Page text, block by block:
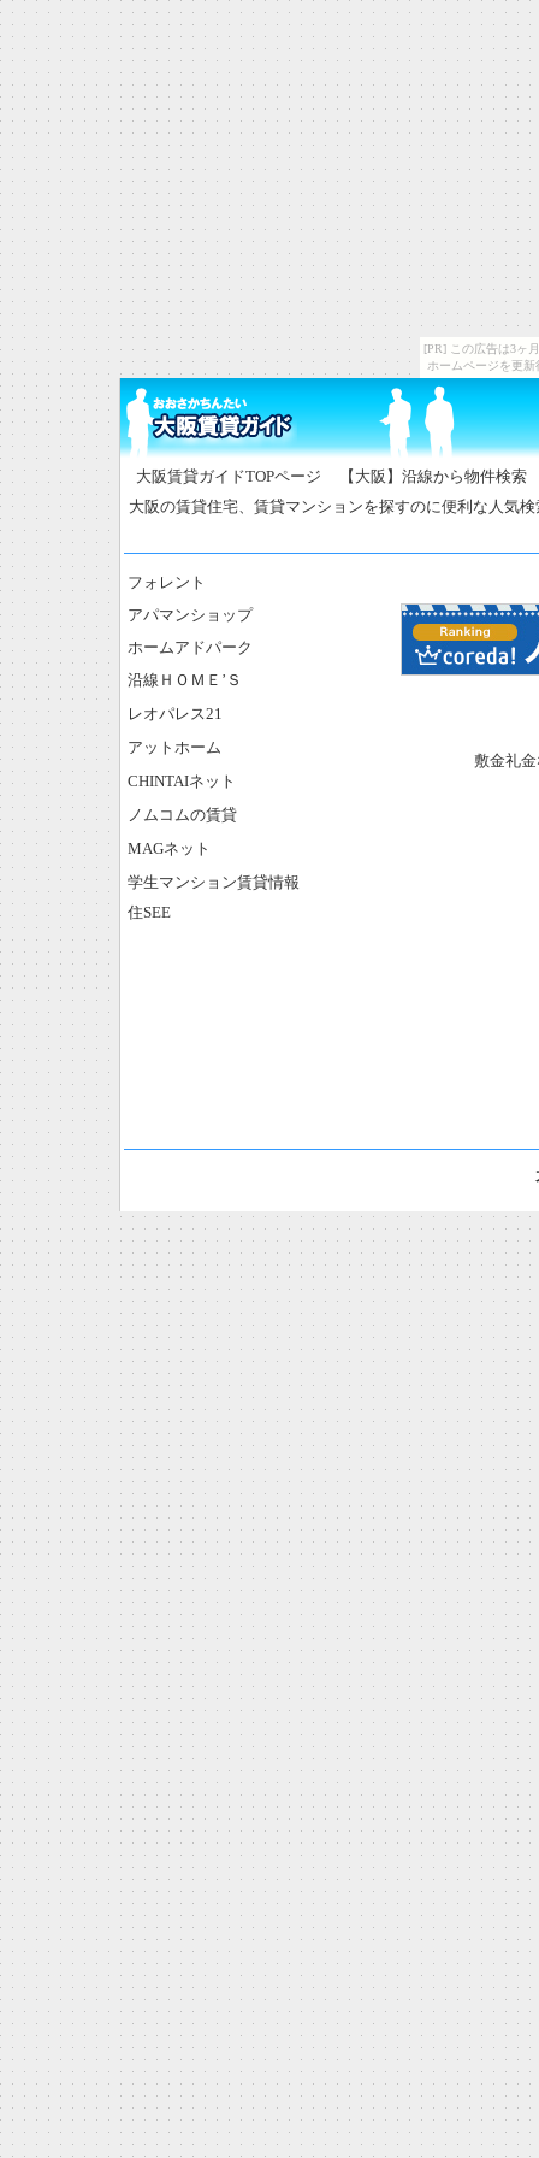
[PR] この広告は3ヶ
ホームページを更
大阪賃貸ガイドTOPページ
【大阪】沿線から物件検
大阪の賃貸住宅、賃貸マンションを探すのに便利な人気
フォレント
アパマンショップ
ホームアドパーク
沿線ＨＯＭＥ’Ｓ
レオパレス21
アットホーム
CHINTAIネット
ノムコムの賃貸
MAGネット
学生マンション賃貸情報
住SEE
敷金礼